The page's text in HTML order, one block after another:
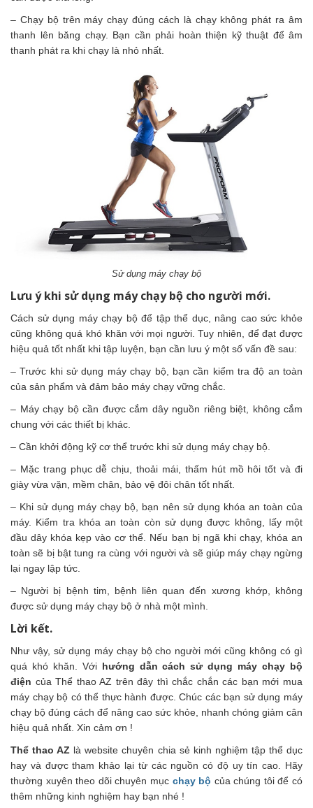
– Chạy bộ trên máy chạy đúng cách là chạy không phát ra âm
thanh lên băng chạy. Bạn cần phải hoàn thiện kỹ thuật để âm
thanh phát ra khi chạy là nhỏ nhất.
Sử dụng máy chạy bộ
Lưu ý khi sử dụng máy chạy bộ cho người mới.
Cách sử dụng máy chạy bộ để tập thể dục, nâng cao sức khỏe
cũng không quá khó khăn với mọi người. Tuy nhiên, để đạt được
hiệu quả tốt nhất khi tập luyện, bạn cần lưu ý một số vấn đề sau:
– Trước khi sử dụng máy chạy bộ, bạn cần kiểm tra độ an toàn
của sản phẩm và đảm bảo máy chạy vững chắc.
– Máy chạy bộ cần được cắm dây nguồn riêng biệt, không cắm
chung với các thiết bị khác.
– Cần khởi động kỹ cơ thể trước khi sử dụng máy chạy bộ.
– Mặc trang phục dễ chịu, thoải mái, thấm hút mồ hôi tốt và đi
giày vừa vặn, mềm chân, bảo vệ đôi chân tốt nhất.
– Khi sử dụng máy chạy bộ, bạn nên sử dụng khóa an toàn của
máy. Kiểm tra khóa an toàn còn sử dụng được không, lấy một
đầu dây khóa kẹp vào cơ thể. Nếu bạn bị ngã khi chạy, khóa an
toàn sẽ bị bật tung ra cùng với người và sẽ giúp máy chạy ngừng
lại ngay lập tức.
– Người bị bệnh tim, bệnh liên quan đến xương khớp, không
được sử dụng máy chạy bộ ở nhà một mình.
Lời kết.
Như vậy, sử dụng máy chạy bộ cho người mới cũng không có gì
quá khó khăn. Với hướng dẫn cách sử dụng máy chạy bộ
điện của Thể thao AZ trên đây thì chắc chắn các bạn mới mua
máy chạy bộ có thể thực hành được. Chúc các bạn sử dụng máy
chạy bộ đúng cách để nâng cao sức khỏe, nhanh chóng giảm cân
hiệu quả nhất. Xin cảm ơn !
Thể thao AZ là website chuyên chia sẻ kinh nghiệm tập thể dục
hay và được tham khảo lại từ các nguồn có độ uy tín cao. Hãy
thường xuyên theo dõi chuyên mục chạy bộ của chúng tôi để có
thêm những kinh nghiệm hay bạn nhé !